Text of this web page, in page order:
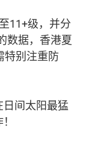
11+级，并分
数据，香港夏
特别注重防
间太阳最猛